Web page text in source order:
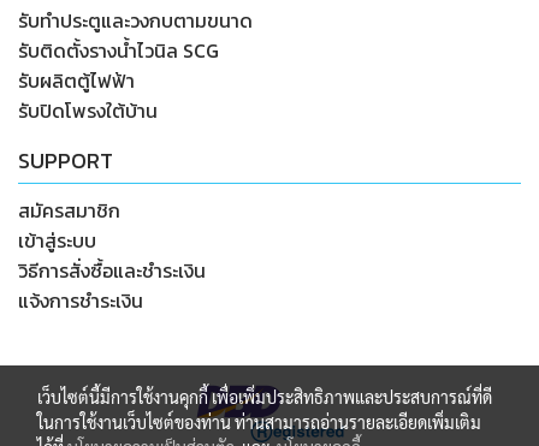
รับทำประตูและวงกบตามขนาด
รับติดตั้งรางน้ำไวนิล SCG
รับผลิตตู้ไฟฟ้า
รับปิดโพรงใต้บ้าน
SUPPORT
สมัครสมาชิก
เข้าสู่ระบบ
วิธีการสั่งซื้อและชำระเงิน
แจ้งการชำระเงิน
เว็บไซต์นี้มีการใช้งานคุกกี้ เพื่อเพิ่มประสิทธิภาพและประสบการณ์ที่ดี
ในการใช้งานเว็บไซต์ของท่าน ท่านสามารถอ่านรายละเอียดเพิ่มเติม